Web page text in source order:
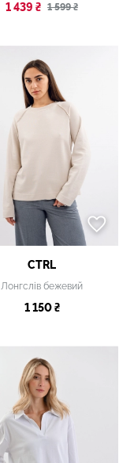
1 439 ₴ 1 599 ₴
CTRL
Лонгслів бежевий
1 150 ₴